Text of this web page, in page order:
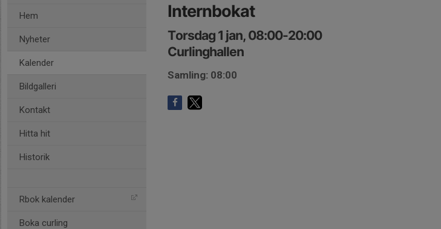
Hem
Nyheter
Kalender
Bildgalleri
Kontakt
Hitta hit
Historik
Rbok kalender
Boka curling
Internbokat
Torsdag 1 jan, 08:00-20:00
Curlinghallen
Samling: 08:00